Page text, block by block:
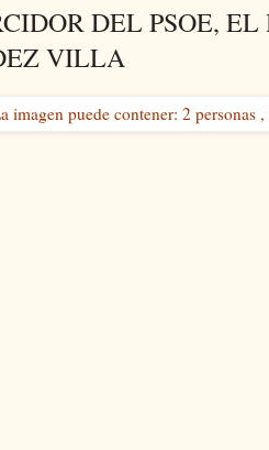
DEL PSOE,
VILLA